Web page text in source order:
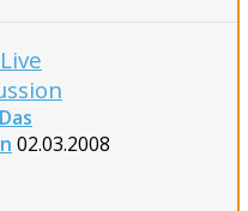
Das
02.03.2008